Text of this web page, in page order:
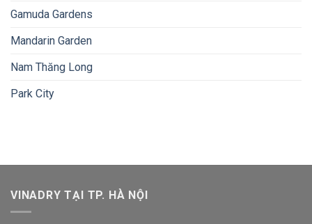
Gamuda Gardens
Mandarin Garden
Nam Thăng Long
Park City
VINADRY TẠI TP. HÀ NỘI